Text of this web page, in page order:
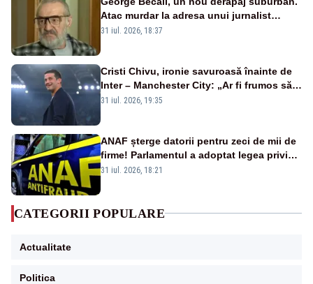
Atac murdar la adresa unui jurnalist
sportiv – AUDIO
31 iul. 2026, 18:37
Cristi Chivu, ironie savuroasă înainte de
Inter – Manchester City: „Ar fi frumos să
mai cumpărați și de la noi”
31 iul. 2026, 19:35
ANAF șterge datorii pentru zeci de mii de
firme! Parlamentul a adoptat legea privind
amnistia fiscală
31 iul. 2026, 18:21
CATEGORII POPULARE
Actualitate
Politica